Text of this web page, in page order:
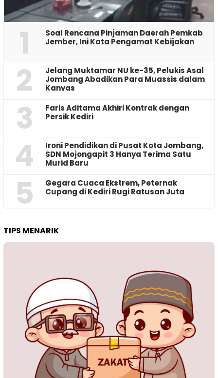
1
‎Soal Rencana Pinjaman Daerah Pemkab
Jember, Ini Kata Pengamat Kebijakan ‎
2
Jelang Muktamar NU ke-35, Pelukis Asal
Jombang Abadikan Para Muassis dalam
Kanvas
3
Faris Aditama Akhiri Kontrak dengan
Persik Kediri
4
Ironi Pendidikan di Pusat Kota Jombang,
SDN Mojongapit 3 Hanya Terima Satu
Murid Baru
5
‎Gegara Cuaca Ekstrem, Peternak
Cupang di Kediri Rugi Ratusan Juta
TIPS MENARIK